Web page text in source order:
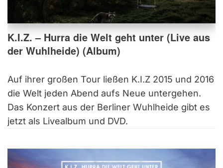
K.I.Z. – Hurra die Welt geht unter (Live aus
der Wuhlheide) (Album)
Auf ihrer großen Tour ließen K.I.Z 2015 und 2016
die Welt jeden Abend aufs Neue untergehen.
Das Konzert aus der Berliner Wuhlheide gibt es
jetzt als Livealbum und DVD.